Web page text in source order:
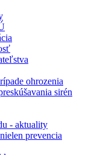
ohrozenia
sirén
- aktuality
prevencia